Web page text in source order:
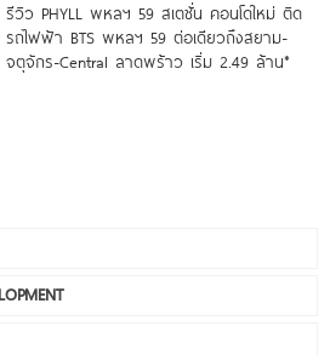
รีวิว PHYLL พหลฯ 59 สเตชั่น คอนโดใหม่ ติด
รถไฟฟ้า BTS พหลฯ 59 ต่อเดียวถึงสยาม-
จตุจักร-Central ลาดพร้าว เริ่ม 2.49 ล้าน*